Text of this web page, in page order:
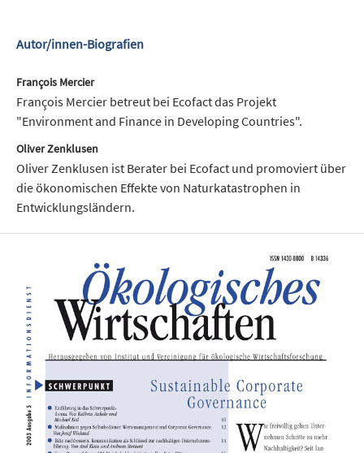
Autor/innen-Biografien
François Mercier
François Mercier betreut bei Ecofact das Projekt
"Environment and Finance in Developing Coun­tries".
Oliver Zenklusen
Oliver Zenklusen ist Berater bei Ecofact und promoviert über
die ökonomischen Effekte von Na­turkatastrophen in
Entwicklungsländern.